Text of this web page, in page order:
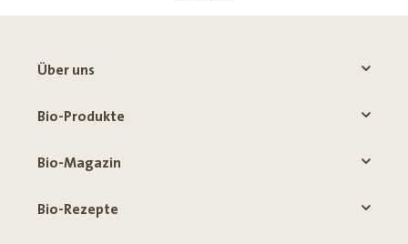
Über uns
Bio-Produkte
Bio-Magazin
Bio-Rezepte